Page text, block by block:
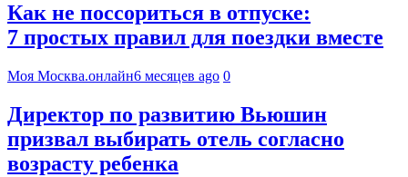
Как не поссориться в отпуске:
7 простых правил для поездки вместе
Моя Москва.онлайн6 месяцев ago 0
Директор по развитию Вьюшин
призвал выбирать отель согласно
возрасту ребенка